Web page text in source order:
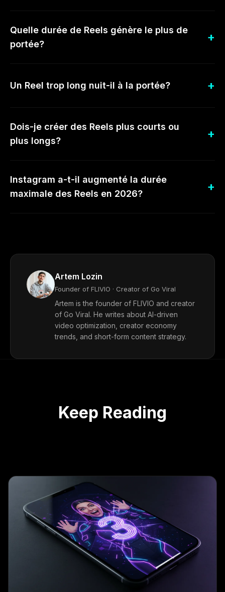
Quelle durée de Reels génère le plus de
portée?
Un Reel trop long nuit-il à la portée?
Dois-je créer des Reels plus courts ou
plus longs?
Instagram a-t-il augmenté la durée
maximale des Reels en 2026?
Artem Lozin
Founder of FLIVIO · Creator of Go Viral
Artem is the founder of FLIVIO and creator
of Go Viral. He writes about AI-driven
video optimization, creator economy
trends, and short-form content strategy.
Keep Reading